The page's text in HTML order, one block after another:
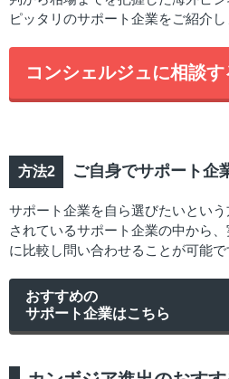
ピッタリのサポート企業をご紹介し
コンシェルジュに相談す
ご自身でサポート企
サポート企業を自ら選びたいとい
されているサポート企業の中から
に比較し問い合わせることが可能で
おすすめの
サポート企業はこちら